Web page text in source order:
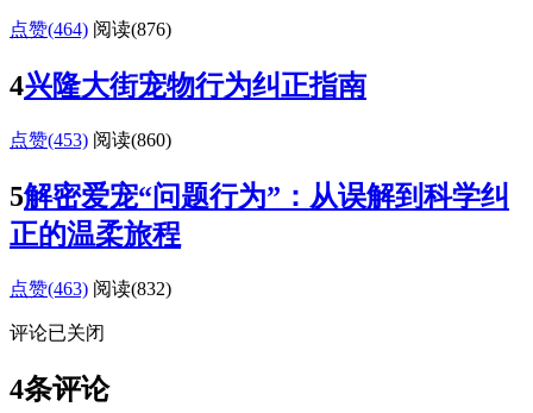
点赞(464) 阅读(876)
4兴隆大街宠物行为纠正指南
点赞(453) 阅读(860)
5解密爱宠“问题行为”：从误解到科学纠
正的温柔旅程
点赞(463) 阅读(832)
评论已关闭
4条评论